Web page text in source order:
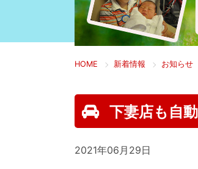
HOME 新着情報 お知らせ
下妻店も自
2021年06月29日